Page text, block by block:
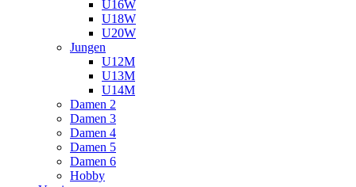
U16W
U18W
U20W
Jungen
U12M
U13M
U14M
Damen 2
Damen 3
Damen 4
Damen 5
Damen 6
Hobby